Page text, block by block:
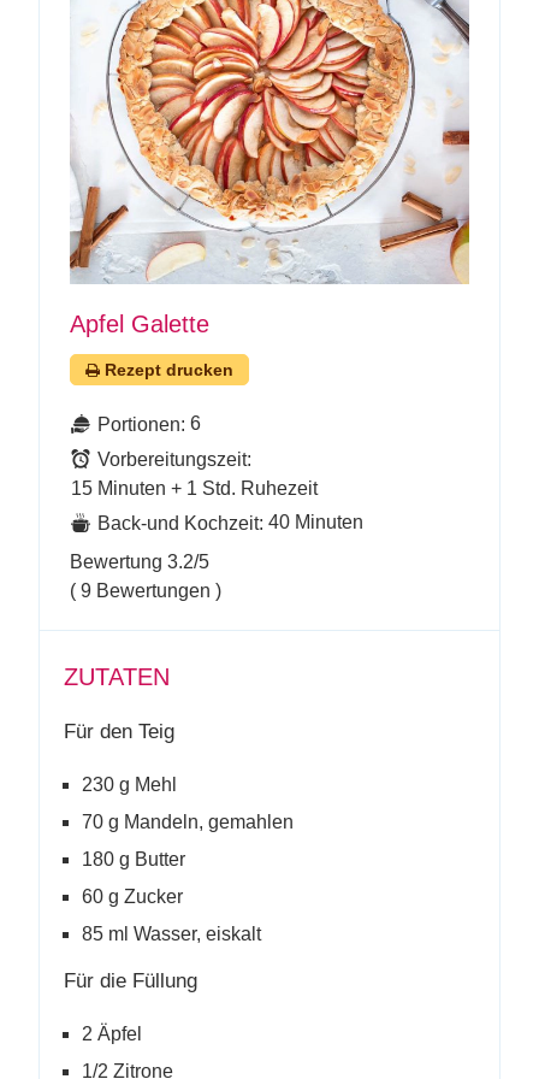
Apfel Galette
Rezept drucken
Portionen: 6
Vorbereitungszeit:
15 Minuten + 1 Std. Ruhezeit
Back-und Kochzeit: 40 Minuten
Bewertung 3.2/5
( 9 Bewertungen )
ZUTATEN
Für den Teig
230 g Mehl
70 g Mandeln, gemahlen
180 g Butter
60 g Zucker
85 ml Wasser, eiskalt
Für die Füllung
2 Äpfel
1/2 Zitrone